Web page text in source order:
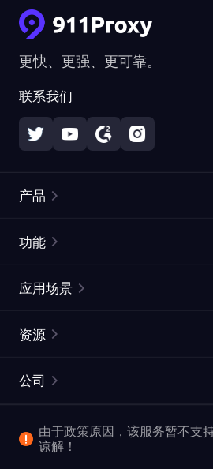
更快、更强、更可靠。
联系我们
产品
静态住宅代理
网页抓取 API
视频下载 API
功能
ISP代理
ProxySite
应用场景
市场研究
爬行和索引
资源
常见问题解答
位置
公司
企业服务
由于政策原因，该服务暂不支
谅解！